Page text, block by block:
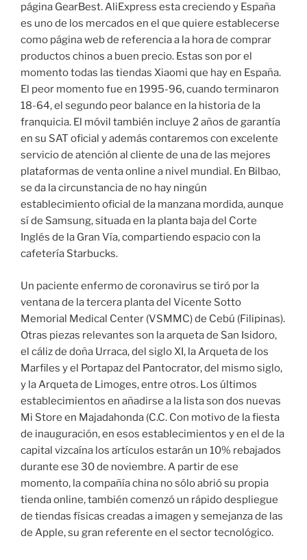
página GearBest. AliExpress esta creciendo y España
es uno de los mercados en el que quiere establecerse
como página web de referencia a la hora de comprar
productos chinos a buen precio. Estas son por el
momento todas las tiendas Xiaomi que hay en España.
El peor momento fue en 1995-96, cuando terminaron
18-64, el segundo peor balance en la historia de la
franquicia. El móvil también incluye 2 años de garantía
en su SAT oficial y además contaremos con excelente
servicio de atención al cliente de una de las mejores
plataformas de venta online a nivel mundial. En Bilbao,
se da la circunstancia de no hay ningún
establecimiento oficial de la manzana mordida, aunque
sí de Samsung, situada en la planta baja del Corte
Inglés de la Gran Vía, compartiendo espacio con la
cafetería Starbucks.
Un paciente enfermo de coronavirus se tiró por la
ventana de la tercera planta del Vicente Sotto
Memorial Medical Center (VSMMC) de Cebú (Filipinas).
Otras piezas relevantes son la arqueta de San Isidoro,
el cáliz de doña Urraca, del siglo XI, la Arqueta de los
Marfiles y el Portapaz del Pantocrator, del mismo siglo,
y la Arqueta de Limoges, entre otros. Los últimos
establecimientos en añadirse a la lista son dos nuevas
Mi Store en Majadahonda (C.C. Con motivo de la fiesta
de inauguración, en esos establecimientos y en el de la
capital vizcaína los artículos estarán un 10% rebajados
durante ese 30 de noviembre. A partir de ese
momento, la compañía china no sólo abrió su propia
tienda online, también comenzó un rápido despliegue
de tiendas físicas creadas a imagen y semejanza de las
de Apple, su gran referente en el sector tecnológico.